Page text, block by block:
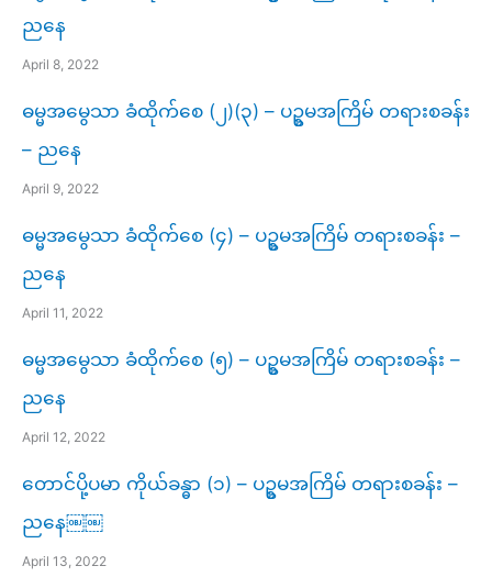
ညနေ
April 8, 2022
ဓမ္မအမွေသာ ခံထိုက်စေ (၂)(၃) – ပဥ္စမအကြိမ် တရားစခန်း
– ညနေ
April 9, 2022
ဓမ္မအမွေသာ ခံထိုက်စေ (၄) – ပဥ္စမအကြိမ် တရားစခန်း –
ညနေ
April 11, 2022
ဓမ္မအမွေသာ ခံထိုက်စေ (၅) – ပဥ္စမအကြိမ် တရားစခန်း –
ညနေ
April 12, 2022
တောင်ပို့ပမာ ကိုယ်ခန္ဓာ (၁) – ပဥ္စမအကြိမ် တရားစခန်း –
ညနေ￼￼
April 13, 2022